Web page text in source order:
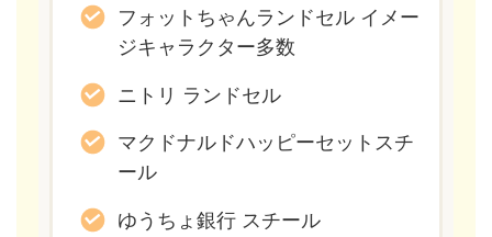
フォットちゃんランドセル イメー
ジキャラクター多数
ニトリ ランドセル
マクドナルドハッピーセットスチ
ール
ゆうちょ銀行 スチール